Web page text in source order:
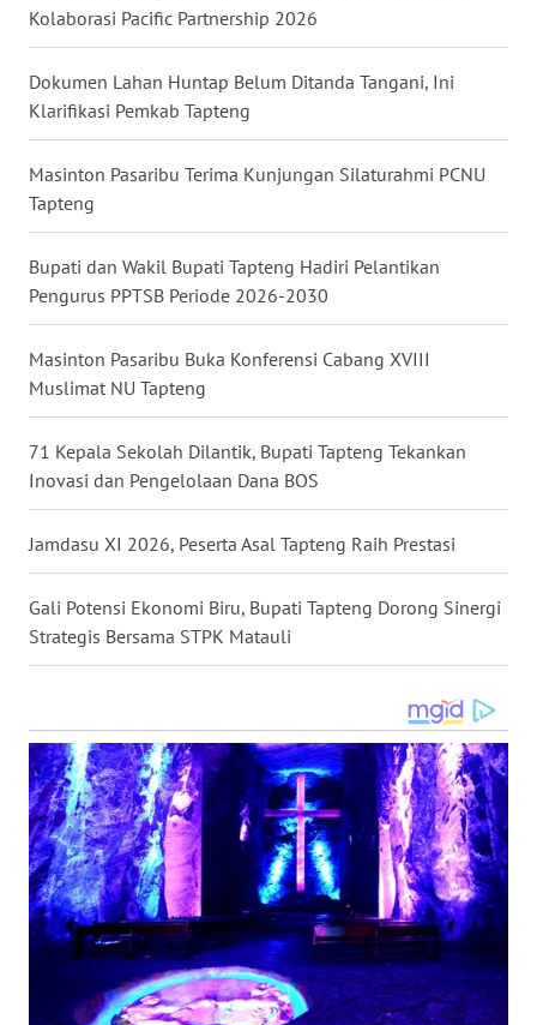
Kolaborasi Pacific Partnership 2026
Dokumen Lahan Huntap Belum Ditanda Tangani, Ini
Klarifikasi Pemkab Tapteng
Masinton Pasaribu Terima Kunjungan Silaturahmi PCNU
Tapteng
Bupati dan Wakil Bupati Tapteng Hadiri Pelantikan
Pengurus PPTSB Periode 2026-2030
Masinton Pasaribu Buka Konferensi Cabang XVIII
Muslimat NU Tapteng
71 Kepala Sekolah Dilantik, Bupati Tapteng Tekankan
Inovasi dan Pengelolaan Dana BOS
Jamdasu XI 2026, Peserta Asal Tapteng Raih Prestasi
Gali Potensi Ekonomi Biru, Bupati Tapteng Dorong Sinergi
Strategis Bersama STPK Matauli
WN
MALUKU
WN
TOBA
NIAS
WN
LANGKAT
WN
TAPANULI
TANJUNG
LESUNG
WN
KARO
WN
SIMALUNGUN
WN